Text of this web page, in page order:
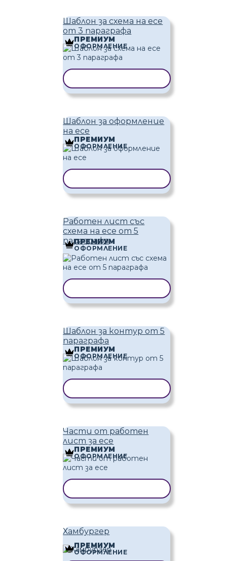
Шаблон за схема на есе
от 3 параграфа
ПРЕМИУМ
ОФОРМЛЕНИЕ
Шаблон за оформление
на есе
ПРЕМИУМ
ОФОРМЛЕНИЕ
Работен лист със
схема на есе от 5
параграфа
ПРЕМИУМ
ОФОРМЛЕНИЕ
Шаблон за контур от 5
параграфа
ПРЕМИУМ
ОФОРМЛЕНИЕ
Части от работен
лист за есе
ПРЕМИУМ
ОФОРМЛЕНИЕ
Хамбургер
ПРЕМИУМ
ОФОРМЛЕНИЕ